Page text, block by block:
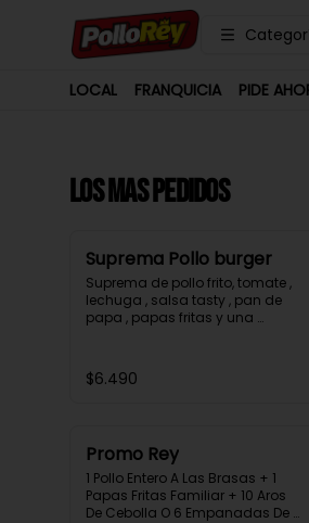
LOCAL FRANQUICIA PIDE
LOS MAS PEDIDOS
Suprema Pollo burger
Suprema de pollo frito, tomate ,
lechuga , salsa tasty , pan de
papa , papas fritas y una
$6.490
Promo Rey
1 Pollo Entero A Las Brasas + 1
Papas Fritas Familiar + 10 Aros
De Cebolla O 6 Empanadas De